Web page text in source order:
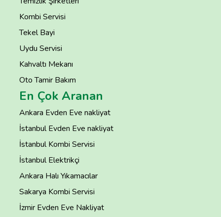
Kombi Servisi
Tekel Bayi
Uydu Servisi
Kahvaltı Mekanı
Oto Tamir Bakım
En Çok Aranan
Ankara Evden Eve nakliyat
İstanbul Evden Eve nakliyat
İstanbul Kombi Servisi
İstanbul Elektrikçi
Ankara Halı Yıkamacılar
Sakarya Kombi Servisi
İzmir Evden Eve Nakliyat